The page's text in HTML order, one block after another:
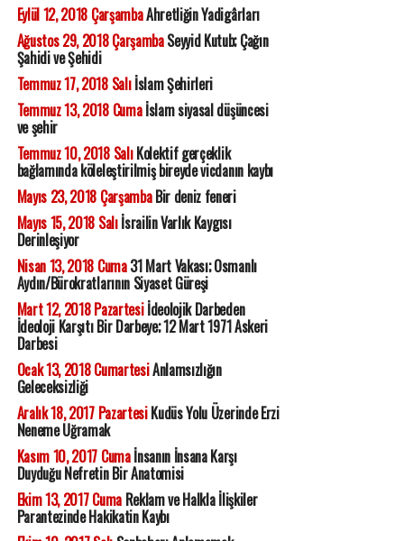
Eylül 12, 2018 ÇarşambaAhretliğin Yadigârları
Ağustos 29, 2018 ÇarşambaSeyyid Kutub; Çağın
Şahidi ve Şehidi
Temmuz 17, 2018 Salıİslam Şehirleri
Temmuz 13, 2018 Cumaİslam siyasal düşüncesi
ve şehir
Temmuz 10, 2018 SalıKolektif gerçeklik
bağlamında köleleştirilmiş bireyde vicdanın kaybı
Mayıs 23, 2018 ÇarşambaBir deniz feneri
Mayıs 15, 2018 Salıİsrailin Varlık Kaygısı
Derinleşiyor
Nisan 13, 2018 Cuma31 Mart Vakası; Osmanlı
Aydın/Bürokratlarının Siyaset Güreşi
Mart 12, 2018 Pazartesiİdeolojik Darbeden
İdeoloji Karşıtı Bir Darbeye; 12 Mart 1971 Askeri
Darbesi
Ocak 13, 2018 CumartesiAnlamsızlığın
Geleceksizliği
Aralık 18, 2017 PazartesiKudüs Yolu Üzerinde Erzi
Neneme Uğramak
Kasım 10, 2017 Cumaİnsanın İnsana Karşı
Duyduğu Nefretin Bir Anatomisi
Ekim 13, 2017 CumaReklam ve Halkla İlişkiler
Parantezinde Hakikatin Kaybı